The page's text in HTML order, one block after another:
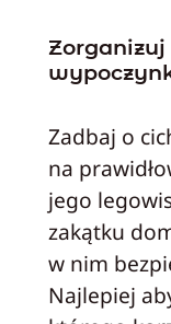
Zorganizuj
Zadbaj o
na
jego
zakątku
w nim
Najlepiej